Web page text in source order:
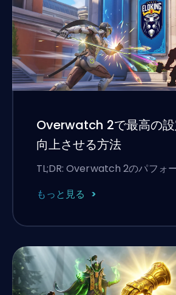
Overwatch 2で最高の設
向上させる方法
TL;DR: Overwatch 2のパフォ
もっと見る